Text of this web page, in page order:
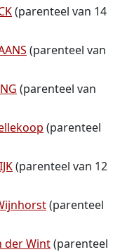
(parenteel van 14
(parenteel van
(parenteel van
(parenteel
(parenteel van 12
(parenteel
der Wint(parenteel